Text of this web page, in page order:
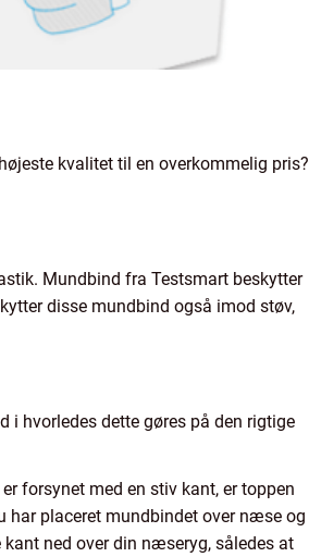
kvalitet til en overkommelig pris?
Mundbind fra Testsmart beskytter
disse mundbind også imod støv,
hvorledes dette gøres på den rigtige
forsynet med en stiv kant, er toppen
har placeret mundbindet over næse og
ned over din næseryg, således at